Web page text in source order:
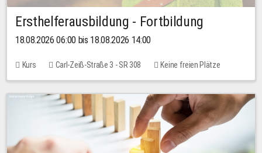
Ersthelferausbildung - Fortbildung
18.08.2026 06:00 bis 18.08.2026 14:00
Kurs Carl-Zeiß-Straße 3 - SR 308 Keine freien Plätze